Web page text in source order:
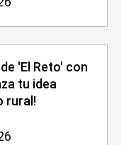
'El Reto' con
tu idea
rural!